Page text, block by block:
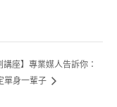
講座】專業媒人告訴你：
單身一輩子